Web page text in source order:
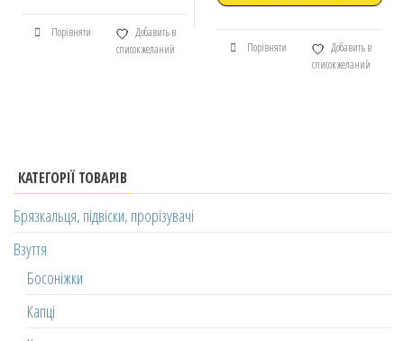
Порівняти
Добавить в
список желаний
Порівняти
Добавить в
список желаний
КАТЕГОРІЇ ТОВАРІВ
Брязкальця, підвіски, прорізувачі
Взуття
Босоніжки
Капці